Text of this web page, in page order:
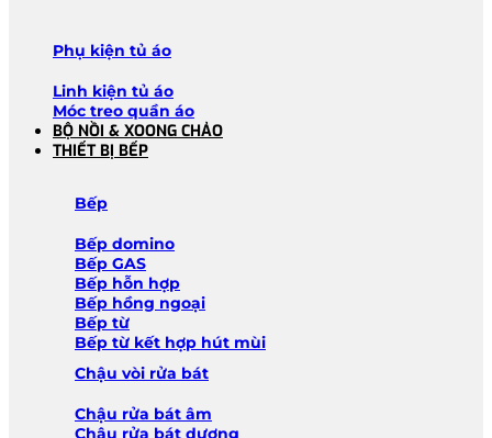
Phụ kiện tủ áo
Linh kiện tủ áo
Móc treo quần áo
BỘ NỒI & XOONG CHẢO
THIẾT BỊ BẾP
Bếp
Bếp domino
Bếp GAS
Bếp hỗn hợp
Bếp hồng ngoại
Bếp từ
Bếp từ kết hợp hút mùi
Chậu vòi rửa bát
Chậu rửa bát âm
Chậu rửa bát dương